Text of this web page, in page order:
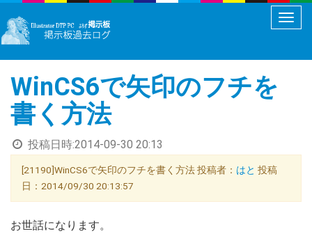
メ
ュ
え
WinCS6で矢印のフチを
書く方法
投稿日時:2014-09-30 20:13
[21190]WinCS6で矢印のフチを書く方法 投稿者： はと 投稿
日：2014/09/30 20:13:57
お世話になります。